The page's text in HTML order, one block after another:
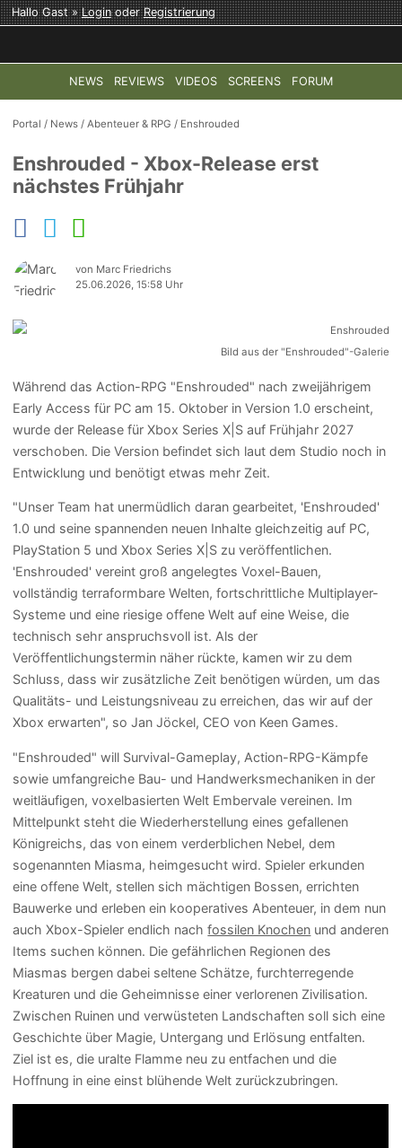
Hallo Gast »LoginoderRegistrierung
NEWS REVIEWS VIDEOS SCREENS FORUM
TOP-THEMEN: COD: MODERN WARFARE 4 HALO:
Portal / News /Abenteuer & RPG / Enshrouded
Enshrouded - Xbox-Release erst
nächstes Frühjahr
von Marc Friedrichs
25.06.2026, 15:58 Uhr
Bild aus der "Enshrouded"-Galerie
Während das Action-RPG "Enshrouded" nach zweijährigem
Early Access für PC am 15. Oktober in Version 1.0 erscheint,
wurde der Release für Xbox Series X|S auf Frühjahr 2027
verschoben. Die Version befindet sich laut dem Studio noch in
Entwicklung und benötigt etwas mehr Zeit.
"Unser Team hat unermüdlich daran gearbeitet, 'Enshrouded'
1.0 und seine spannenden neuen Inhalte gleichzeitig auf PC,
PlayStation 5 und Xbox Series X|S zu veröffentlichen.
'Enshrouded' vereint groß angelegtes Voxel-Bauen,
vollständig terraformbare Welten, fortschrittliche Multiplayer-
Systeme und eine riesige offene Welt auf eine Weise, die
technisch sehr anspruchsvoll ist. Als der
Veröffentlichungstermin näher rückte, kamen wir zu dem
Schluss, dass wir zusätzliche Zeit benötigen würden, um das
Qualitäts- und Leistungsniveau zu erreichen, das wir auf der
Xbox erwarten", so Jan Jöckel, CEO von Keen Games.
"Enshrouded" will Survival-Gameplay, Action-RPG-Kämpfe
sowie umfangreiche Bau- und Handwerksmechaniken in der
weitläufigen, voxelbasierten Welt Embervale vereinen. Im
Mittelpunkt steht die Wiederherstellung eines gefallenen
Königreichs, das von einem verderblichen Nebel, dem
sogenannten Miasma, heimgesucht wird. Spieler erkunden
eine offene Welt, stellen sich mächtigen Bossen, errichten
Bauwerke und erleben ein kooperatives Abenteuer, in dem nun
auch Xbox-Spieler endlich nachfossilen Knochen und anderen
Items suchen können. Die gefährlichen Regionen des
Miasmas bergen dabei seltene Schätze, furchterregende
Kreaturen und die Geheimnisse einer verlorenen Zivilisation.
Zwischen Ruinen und verwüsteten Landschaften soll sich eine
Geschichte über Magie, Untergang und Erlösung entfalten.
Ziel ist es, die uralte Flamme neu zu entfachen und die
Hoffnung in eine einst blühende Welt zurückzubringen.